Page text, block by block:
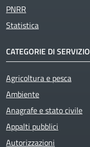
PNRR
Statistica
CATEGORIE DI SERVIZIO
Agricoltura e pesca
Ambiente
Anagrafe e stato civile
Appalti pubblici
Autorizzazioni